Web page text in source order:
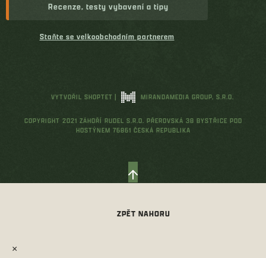
Recenze, testy vybavení a tipy
Staňte se velkoobchodním partnerem
VYTVOŘIL SHOPTET | MIRANDAMEDIA GROUP, S.R.O.
COPYRIGHT 2021 ZÁHOŘÍ RUDEL S.R.O. PŘEROVSKÁ 38 BYSTŘICE POD
HOSTÝNEM 76861 ČESKÁ REPUBLIKA
×